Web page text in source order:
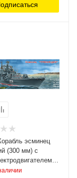
эсминец
(300 мм) с